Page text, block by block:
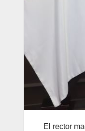
El rector